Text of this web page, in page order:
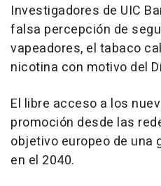
Investigadores de UIC
falsa percepción de
vapeadores, el tabaco
nicotina con motivo del
El libre acceso a los
promoción desde las
objetivo europeo de una
en el 2040.